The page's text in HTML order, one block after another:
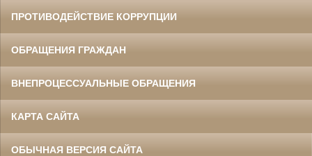
ПРОТИВОДЕЙСТВИЕ КОРРУПЦИИ
ОБРАЩЕНИЯ ГРАЖДАН
ВНЕПРОЦЕССУАЛЬНЫЕ ОБРАЩЕНИЯ
КАРТА САЙТА
ОБЫЧНАЯ ВЕРСИЯ САЙТА